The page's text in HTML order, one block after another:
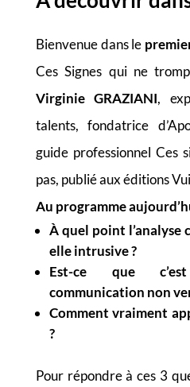
Bienvenue dans le
Ces Signes qui ne
Virginie GRAZIANI,
talents, fondatrice
guide professionnel Ces
pas, publié aux éditions
Au programme
À quel point l’analyse
elle intrusive ?
Est-ce que
communication non
Comment vraiment
?
Pour répondre à ces 3